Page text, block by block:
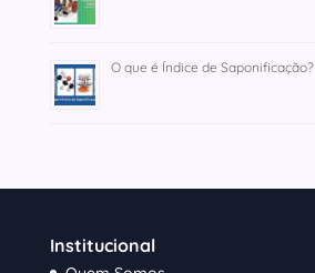
O que é Índice de Saponificação?
Institucional